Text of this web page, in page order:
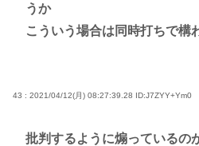
うか
こういう場合は同時打ちで構
43 : 2021/04/12(月) 08:27:39.28 ID:J7ZYY+Ym0
批判するように煽っているの